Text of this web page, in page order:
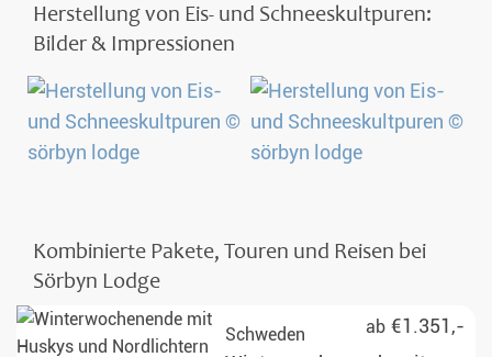
Herstellung von Eis- und Schneeskultpuren:
Bilder & Impressionen
Kombinierte Pakete, Touren und Reisen bei
Sörbyn Lodge
ab €1.351,-
Schweden